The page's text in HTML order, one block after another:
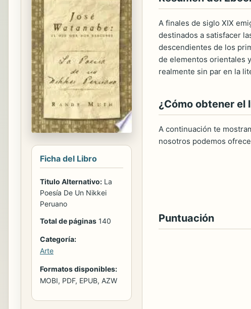
Ficha del Libro
Titulo Alternativo: La
Poesía De Un Nikkei
Peruano
Total de páginas 140
Categoría:
Arte
Formatos disponibles:
MOBI, PDF, EPUB, AZW
A finales de siglo XIX
destinados a satisfacer
descendientes de los
de elementos orientales
realmente sin par en la
¿Cómo obtener el
A continuación te
nosotros podemos
Puntuación